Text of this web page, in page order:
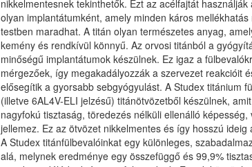
nikkelmentesnek tekinthetők. Ezt az acélfajtát
olyan implantátumként, amely minden káros
testben maradhat. A titán olyan természetes anyag,
kemény és rendkívül könnyű. Az orvosi titánból a
minőségű implantátumok készülnek. Ez igaz a
mérgezőek, így megakadályozzák a szervezet reakcióit
elősegítik a gyorsabb sebgyógyulást. A Studex titánium
(illetve 6AL4V-ELI jelzésű) titánötvözetből készülnek,
nagyfokú tisztaság, töredezés nélküli ellenálló
jellemez. Ez az ötvözet nikkelmentes és így hosszú ideig
A Studex titánfülbevalóinkat egy különleges,
alá, melynek eredménye egy összefüggő és 99,9%